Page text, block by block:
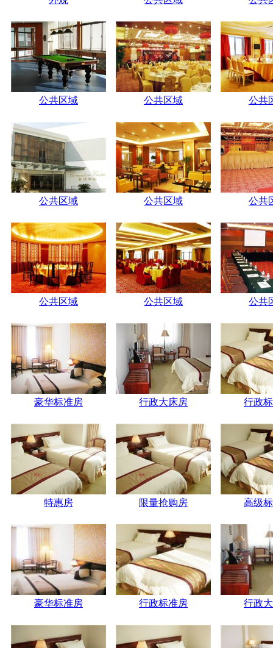
公共区域 公共区域 公共
公共区域 公共区域 公共
公共区域 公共区域 公共
豪华标准房 行政大床房 行政
特惠房 限量抢购房 高级
豪华标准房 行政标准房 行政